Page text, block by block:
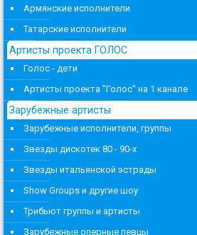
Армянские исполнители
Татарские исполнители
Артисты проекта ГОЛОС
Голос - дети
Артисты проекта "Голос" на 1 канале
Зарубежные артисты
Зарубежные исполнители, группы
Звезды дискотек 80 - 90-х
Звезды итальянской эстрады
Show Groups и другие шоу
Трибьют группы и артисты
Зарубежные оперные певцы